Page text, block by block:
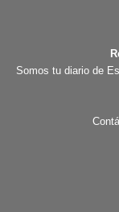
Somos tu diario de